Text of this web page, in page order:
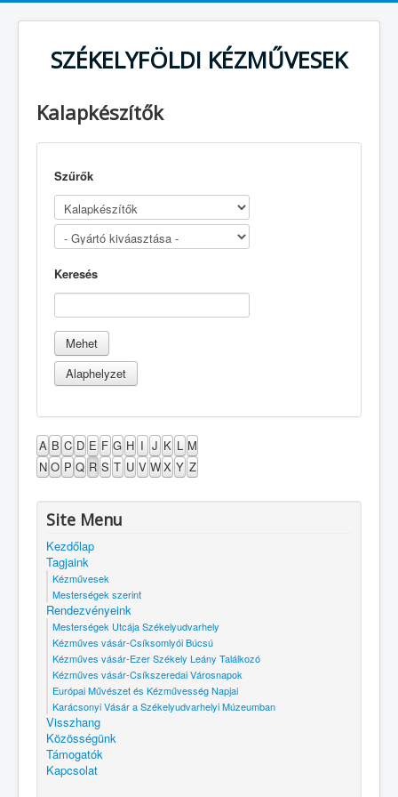
SZÉKELYFÖLDI KÉZMŰVESEK
Kalapkészítők
Szűrők
Keresés
A B C D E F G H I J K L M
N O P Q R S T U V WX Y Z
Site Menu
Kezdőlap
Tagjaink
Kézművesek
Mesterségek szerint
Rendezvényeink
Mesterségek Utcája Székelyudvarhely
Kézműves vásár-Csíksomlyói Búcsú
Kézműves vásár-Ezer Székely Leány Találkozó
Kézműves vásár-Csíkszeredai Városnapok
Európai Művészet és Kézművesség Napjai
Karácsonyi Vásár a Székelyudvarhelyi Múzeumban
Visszhang
Közösségünk
Támogatók
Kapcsolat